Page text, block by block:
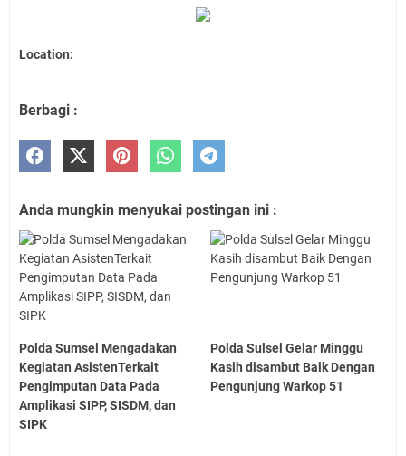
Location:
Berbagi :
Anda mungkin menyukai postingan ini :
Polda Sumsel Mengadakan
Kegiatan AsistenTerkait
Pengimputan Data Pada
Amplikasi SIPP, SISDM, dan
SIPK
Polda Sulsel Gelar Minggu
Kasih disambut Baik Dengan
Pengunjung Warkop 51